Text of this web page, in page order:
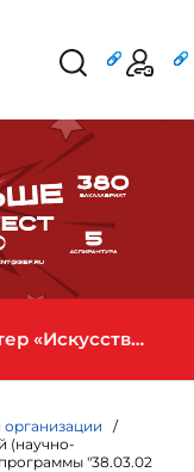
/
(научно-
"38.03.02